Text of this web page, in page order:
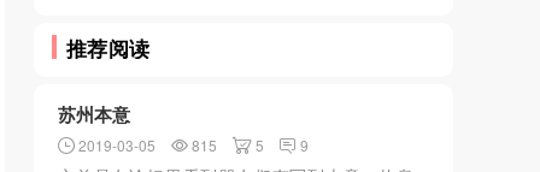
推荐阅读
苏州本意
2019-03-05 815 5 9